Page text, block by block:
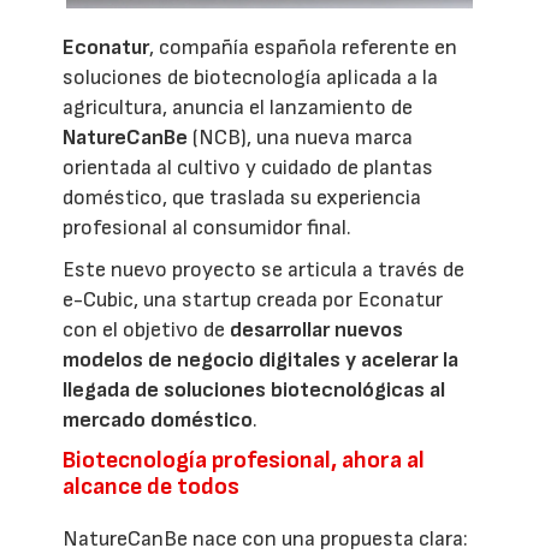
Econatur, compañía española referente en
soluciones de biotecnología aplicada a la
agricultura, anuncia el lanzamiento de
NatureCanBe (NCB), una nueva marca
orientada al cultivo y cuidado de plantas
doméstico, que traslada su experiencia
profesional al consumidor final.
Este nuevo proyecto se articula a través de
e-Cubic, una startup creada por Econatur
con el objetivo de desarrollar nuevos
modelos de negocio digitales y acelerar la
llegada de soluciones biotecnológicas al
mercado doméstico.
Biotecnología profesional, ahora al
alcance de todos
NatureCanBe nace con una propuesta clara: